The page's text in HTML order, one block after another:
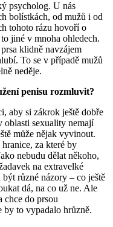
psycholog. U nás
bolístkách, od mužů i od
tohoto rázu hovoří o
jiné v mnoha ohledech.
klidně navzájem
To se v případě mužů
neděje.
penisu rozmluvit?
aby si zákrok ještě dobře
oblasti sexuality nemají
může nějak vyvinout.
za které by
nebudu dělat někoho,
na extravelké
různé názory – co ještě
dá, na co už ne. Ale
chce do prsou
to vypadalo hrůzně.